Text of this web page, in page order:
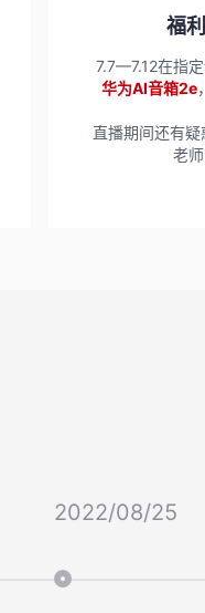
福
7.7—7.12在指
华为AI音箱2e
直播期间还有疑
老
2022/08/25